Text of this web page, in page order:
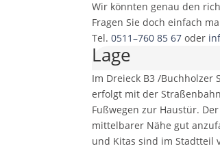
Wir könnten genau den
Fragen Sie doch einfach
Tel.0511–760 85 67 oder
Lage
Im Dreieck B3 /
erfolgt mit der
Fußwegen zur Haustür.
mittelbarer Nähe gut
und Kitas sind im Stadtteil